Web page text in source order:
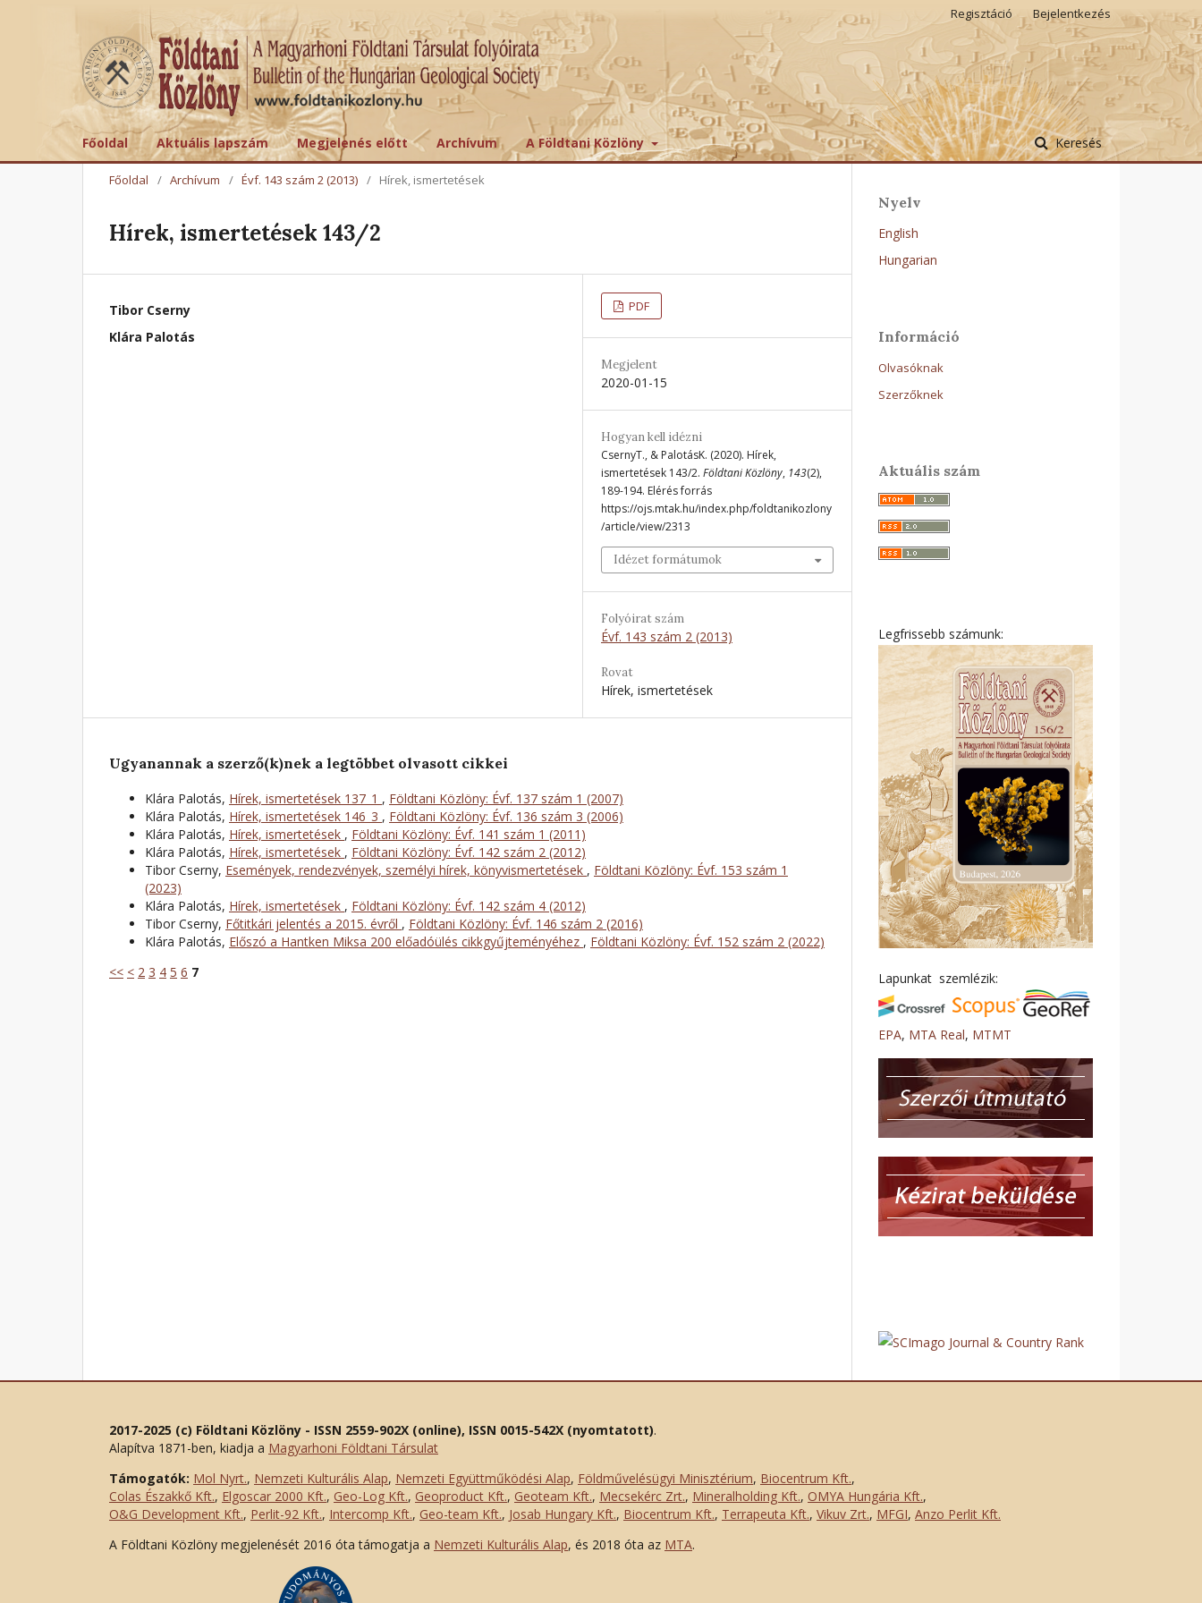
Főoldal Aktuális lapszám Megjelenés előtt Archívum A Földtani Közlöny Keresés
Regisztáció Bejelentkezés
Főoldal / Archívum / Évf. 143 szám 2 (2013) / Hírek, ismertetések
Hírek, ismertetések 143/2
Tibor Cserny
Klára Palotás
PDF
Megjelent
2020-01-15
Hogyan kell idézni
CsernyT., & PalotásK. (2020). Hírek,
ismertetések 143/2. Földtani Közlöny, 143(2),
189-194. Elérés forrás
https://ojs.mtak.hu/index.php/foldtanikozlony
/article/view/2313
Idézet formátumok
Folyóirat szám
Évf. 143 szám 2 (2013)
Rovat
Hírek, ismertetések
Ugyanannak a szerző(k)nek a legtöbbet olvasott cikkei
Klára Palotás, Hírek, ismertetések 137_1 , Földtani Közlöny: Évf. 137 szám 1 (2007)
Klára Palotás, Hírek, ismertetések 146_3 , Földtani Közlöny: Évf. 136 szám 3 (2006)
Klára Palotás, Hírek, ismertetések , Földtani Közlöny: Évf. 141 szám 1 (2011)
Klára Palotás, Hírek, ismertetések , Földtani Közlöny: Évf. 142 szám 2 (2012)
Tibor Cserny, Események, rendezvények, személyi hírek, könyvismertetések , Földtani Közlöny: Évf. 153 szám 1
(2023)
Klára Palotás, Hírek, ismertetések , Földtani Közlöny: Évf. 142 szám 4 (2012)
Tibor Cserny, Főtitkári jelentés a 2015. évről , Földtani Közlöny: Évf. 146 szám 2 (2016)
Klára Palotás, Előszó a Hantken Miksa 200 előadóülés cikkgyűjteményéhez , Földtani Közlöny: Évf. 152 szám 2 (2022)
<< < 2 3 4 5 6 7
Nyelv
English
Hungarian
Információ
Olvasóknak
Szerzőknek
Aktuális szám
Legfrissebb számunk:
Lapunkat szemlézik:
EPA, MTA Real, MTMT
2017-2025 (c) Földtani Közlöny - ISSN 2559-902X (online), ISSN 0015-542X (nyomtatott).
Alapítva 1871-ben, kiadja a Magyarhoni Földtani Társulat
Támogatók: Mol Nyrt., Nemzeti Kulturális Alap, Nemzeti Együttműködési Alap, Földművelésügyi Minisztérium, Biocentrum Kft.,
Colas Északkő Kft., Elgoscar 2000 Kft., Geo-Log Kft., Geoproduct Kft., Geoteam Kft., Mecsekérc Zrt., Mineralholding Kft., OMYA Hungária Kft.,
O&G Development Kft., Perlit-92 Kft., Intercomp Kft., Geo-team Kft., Josab Hungary Kft., Biocentrum Kft., Terrapeuta Kft., Vikuv Zrt., MFGI, Anzo Perlit Kft.
A Földtani Közlöny megjelenését 2016 óta támogatja a Nemzeti Kulturális Alap, és 2018 óta az MTA.